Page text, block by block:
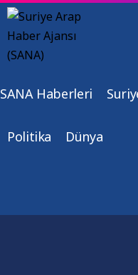
SANA Haberleri
Politika Dünya